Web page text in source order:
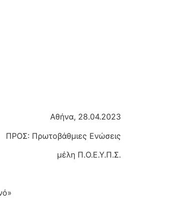
Αθήνα, 28.04.2023
Πρωτοβάθμιες Ενώσεις
Π.Ο.Ε.Υ.Π.Σ.